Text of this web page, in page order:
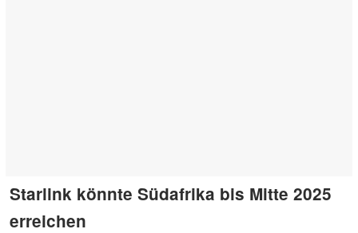
Starlink könnte Südafrika bis Mitte 2025
erreichen